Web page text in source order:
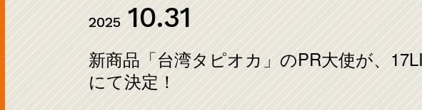
2025 10.31
新商品「台湾タピオカ」のPR大使が、
にて決定！